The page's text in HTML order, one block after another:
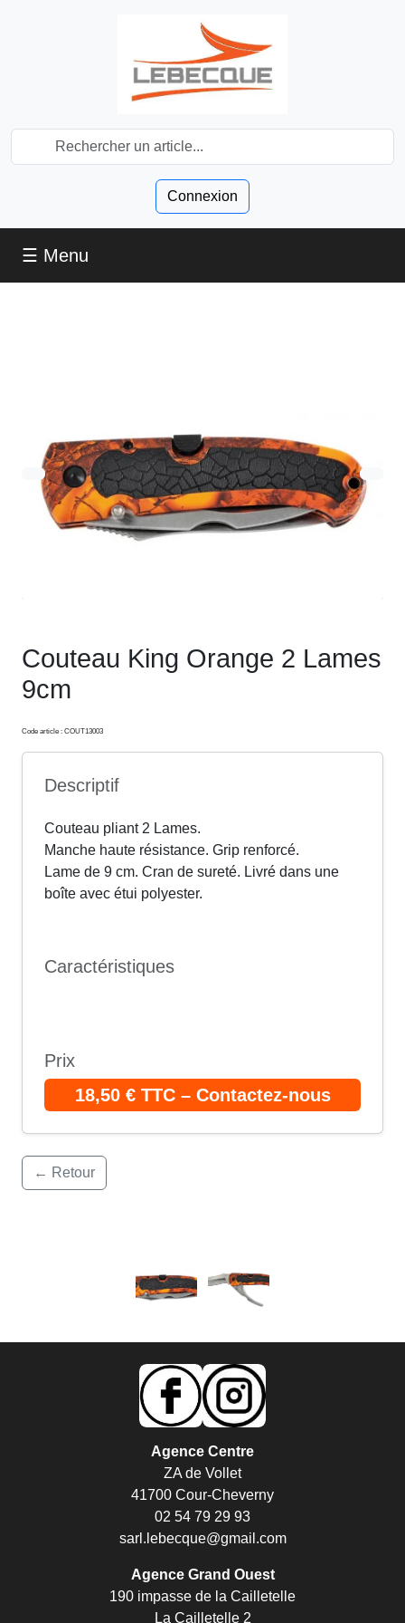
Connexion
☰ Menu
Couteau King Orange 2 Lames
9cm
Code article : COUT13003
Descriptif
Couteau pliant 2 Lames.
Manche haute résistance. Grip renforcé.
Lame de 9 cm. Cran de sureté. Livré dans une
boîte avec étui polyester.
Caractéristiques
Prix
18,50 € TTC – Contactez-nous
← Retour
Agence Centre
ZA de Vollet
41700 Cour-Cheverny
02 54 79 29 93
sarl.lebecque@gmail.com
Agence Grand Ouest
190 impasse de la Cailletelle
La Cailletelle 2